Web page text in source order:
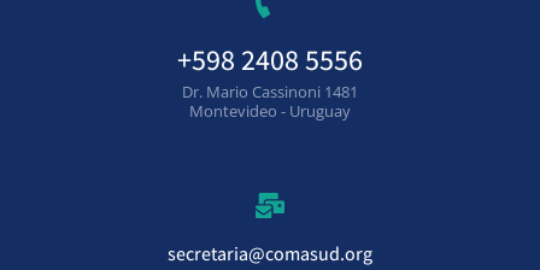
+598 2408 5556
Dr. Mario Cassinoni 1481
Montevideo - Uruguay
secretaria@comasud.org